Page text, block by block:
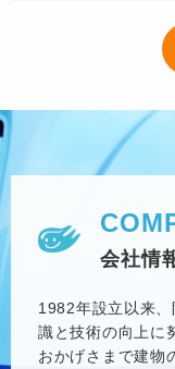
会社情
1982年設立以来
識と技術の向上に
おかげさまで建物